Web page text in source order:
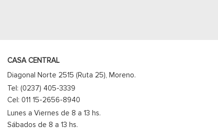
CASA CENTRAL
Diagonal Norte 2515 (Ruta 25), Moreno.
Tel: (0237) 405-3339
Cel: 011 15-2656-8940
Lunes a Viernes de 8 a 13 hs.
Sábados de 8 a 13 hs.